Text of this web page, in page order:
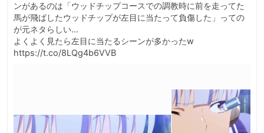
ンがあるのは「ウッドチップコースでの調教時に前を走ってた
馬が飛ばしたウッドチップが左目に当たって負傷した」っての
が元ネタらしい…
よくよく見たら左目に当たるシーンが多かったw
https://t.co/8LQg4b6VVB